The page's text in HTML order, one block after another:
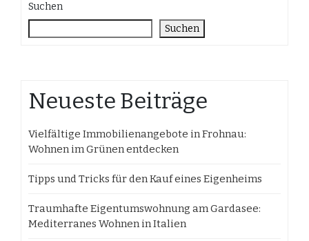
Suchen
Suchen
Neueste Beiträge
Vielfältige Immobilienangebote in Frohnau:
Wohnen im Grünen entdecken
Tipps und Tricks für den Kauf eines Eigenheims
Traumhafte Eigentumswohnung am Gardasee:
Mediterranes Wohnen in Italien